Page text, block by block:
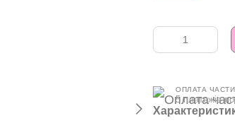
ОПЛАТА
5 платежів